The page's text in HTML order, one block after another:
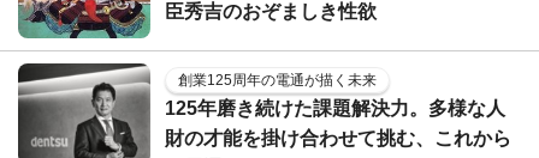
臣秀吉のおぞましき性欲
創業125周年の電通が描く未来
125年磨き続けた課題解決力。多様な人
財の才能を掛け合わせて挑む、これから